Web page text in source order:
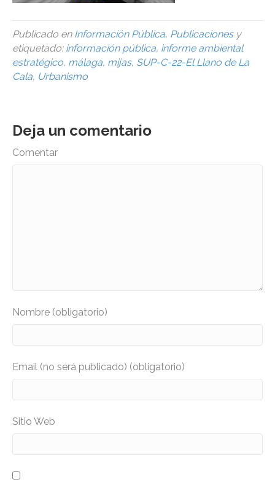
Publicado en Información Pública, Publicacionesy
etiquetado: información pública, informe ambiental
estratégico, málaga, mijas, SUP-C-22-El Llano de La
Cala, Urbanismo
Deja un comentario
Comentar
Nombre (obligatorio)
Email (no será publicado) (obligatorio)
Sitio Web